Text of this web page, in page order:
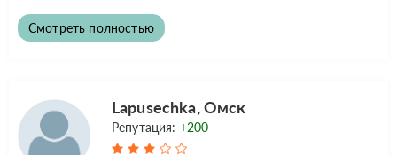
Смотреть полностью
Lapusechka, Омск
Репутация: +200